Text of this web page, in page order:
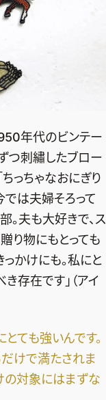
年代のビンテー
つ刺繡したブロー
っちゃなおにぎり
では夫婦そろって
。夫も大好きで、ス
り物にもとっても
っかけにも。私にと
存在です」（アイ
ても強いんです。
けで満たされま
の対象にはまずな